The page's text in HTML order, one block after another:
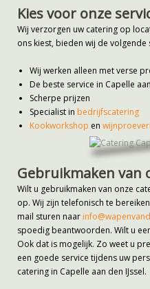
Kies voor onze
Wij verzorgen uw catering op
ons kiest, bieden wij de volgende
Wij werken alleen met verse
De beste service in Capelle
Scherpe prijzen
Specialist in bedrijfscatering
Kookworkshop en
Gebruikmaken van
Wilt u gebruikmaken van onze
op. Wij zijn telefonisch te
mail sturen naar
spoedig beantwoorden. Wilt u
Ook dat is mogelijk. Zo weet u
een goede service tijdens uw
catering in Capelle aan den IJssel.